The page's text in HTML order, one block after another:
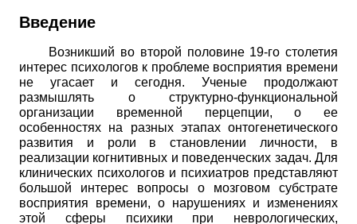
Введение
Возникший во второй половине 19-го столетия
интерес психологов к проблеме восприятия времени
не угасает и сегодня. Ученые продолжают
размышлять о структурно-функциональной
организации временной перцепции, о ее
особенностях на разных этапах онтогенетического
развития и роли в становлении личности, в
реализации когнитивных и поведенческих задач. Для
клинических психологов и психиатров представляют
большой интерес вопросы о мозговом субстрате
восприятия времени, о нарушениях и изменениях
этой сферы психики при неврологических,